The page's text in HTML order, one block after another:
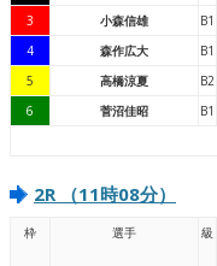
3
小森信雄 B1
4
森作広大 B1
5
高橋涼夏 B2
6
菅沼佳昭 B1
2R （11時08分）
枠 選手 級